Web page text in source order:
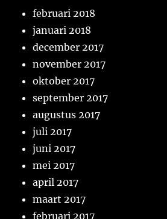
februari 2018
januari 2018
december 2017
november 2017
oktober 2017
september 2017
augustus 2017
juli 2017
juni 2017
mei 2017
april 2017
maart 2017
februari 2017